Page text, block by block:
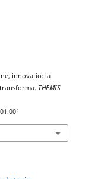
innovatio: la
THEMIS